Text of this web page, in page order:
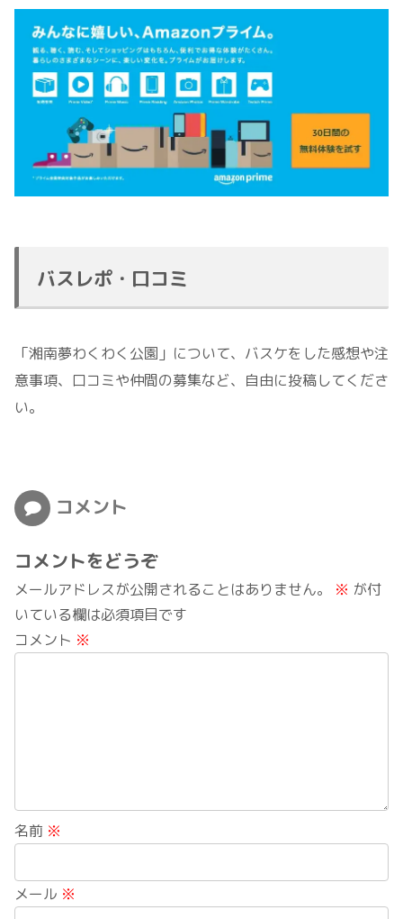
バスレポ・口コミ
「湘南夢わくわく公園」について、バスケをした感想や注
意事項、口コミや仲間の募集など、自由に投稿してくださ
い。
コメント
コメントをどうぞ
メールアドレスが公開されることはありません。 ※ が付
いている欄は必須項目です
コメント ※
名前 ※
メール ※